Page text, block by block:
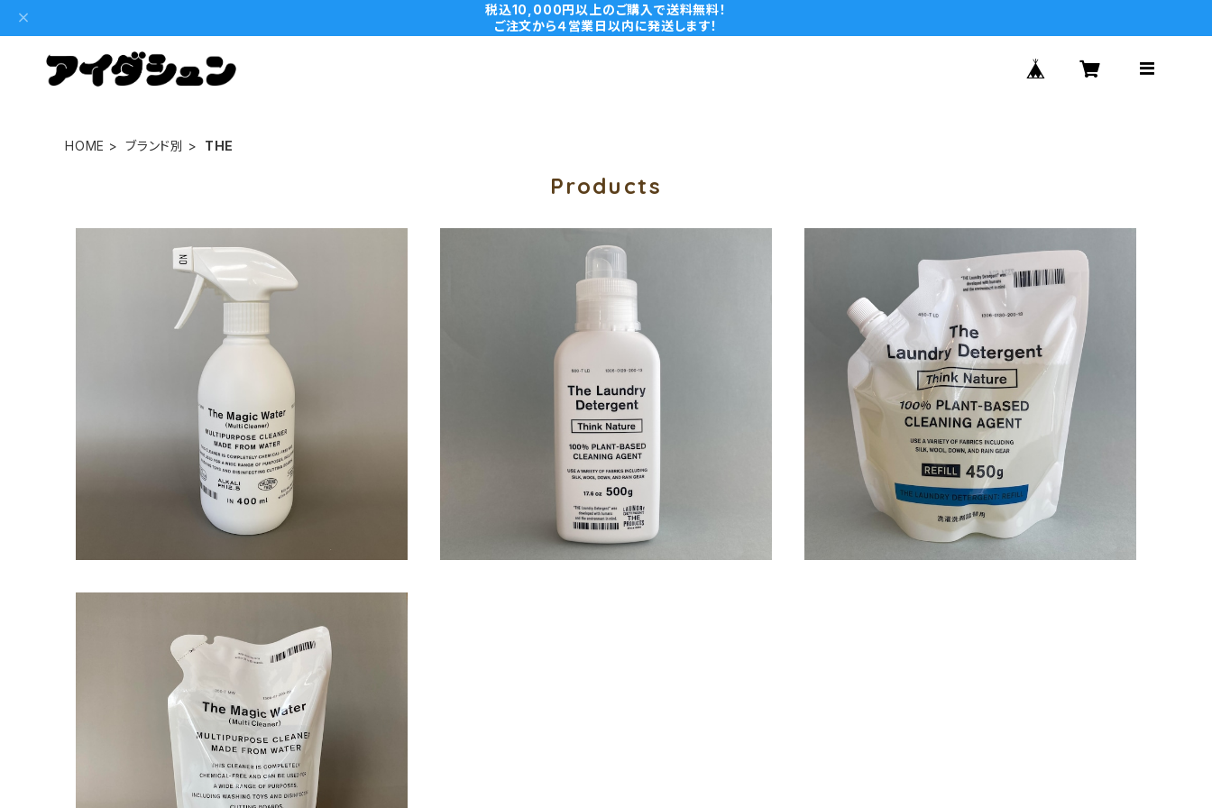
税込10,000円以上のご購入で送料無料！
ご注文から４営業日以内に発送します！
HOME ブランド別 THE
Products
THE Magic Water
¥3,480
THE 洗濯洗剤 Think Nature 詰替用
¥2,980
SOLD OUT
THE The Magic Water 詰替用
¥940